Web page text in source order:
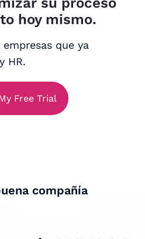
hoy mismo.
que ya
HR.
Free Trial
compañía